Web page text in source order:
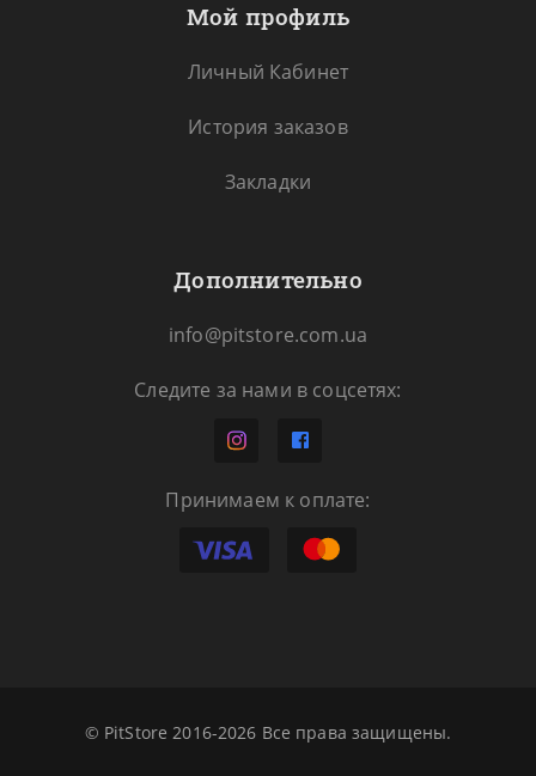
Мой профиль
Личный Кабинет
История заказов
Закладки
Дополнительно
info@pitstore.com.ua
Следите за нами в соцсетях:
Принимаем к оплате:
© PitStore 2016-2026 Все права защищены.